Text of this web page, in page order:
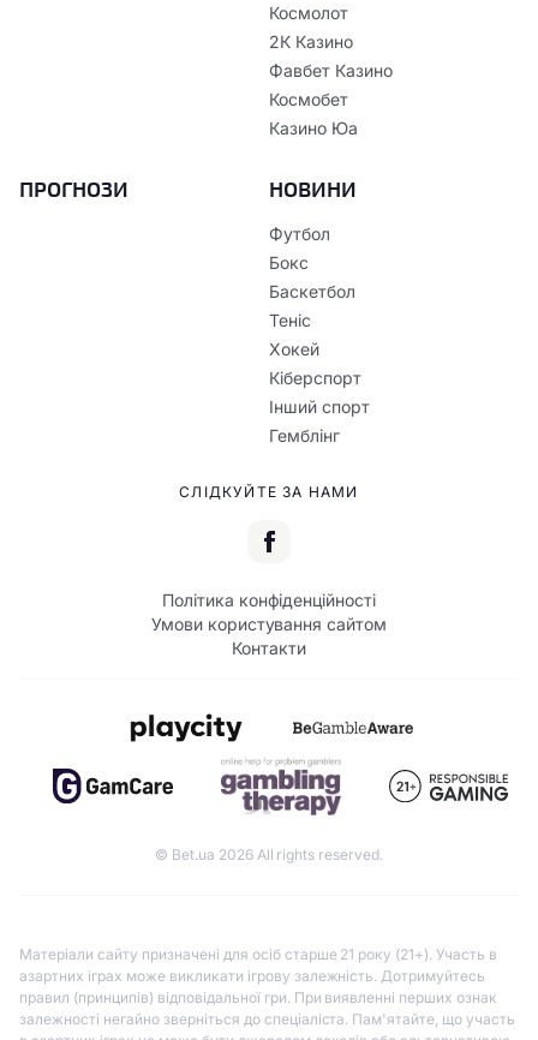
Космолот
2К Казино
Фавбет Казино
Космобет
Казино Юа
ПРОГНОЗИ НОВИНИ
Футбол
Бокс
Баскетбол
Теніс
Хокей
Кіберспорт
Інший спорт
Гемблінг
СЛІДКУЙТЕ ЗА НАМИ
Політика конфіденційності
Умови користування сайтом
Контакти
© Bet.ua 2026 All rights reserved.
Матеріали сайту призначені для осіб старше 21 року (21+). Участь в
азартних іграх може викликати ігрову залежність. Дотримуйтесь
правил (принципів) відповідальної гри. При виявленні перших ознак
залежності негайно зверніться до спеціаліста. Пам'ятайте, що участь